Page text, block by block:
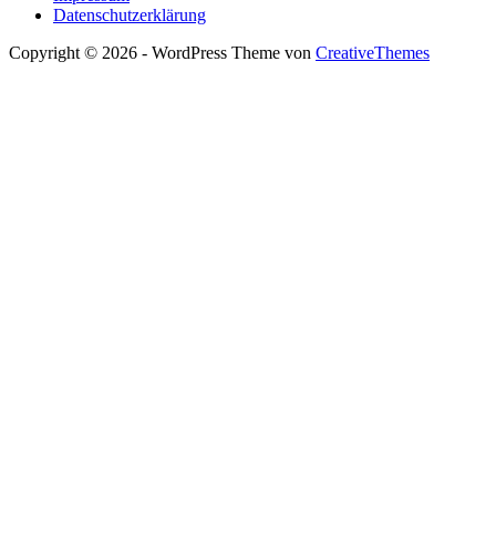
Datenschutzerklärung
Copyright © 2026 - WordPress Theme von CreativeThemes